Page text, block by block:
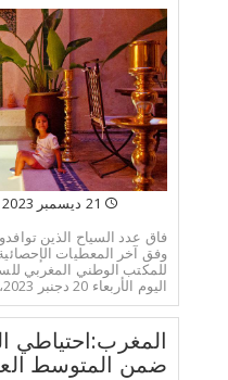
وفق آخر المعطيات
للمكتب الوطني المغربي
اليوم الأربعاء 20 دجنبر 2023، تحت ر...
المغرب:احتياطي
ضمن المتوسط